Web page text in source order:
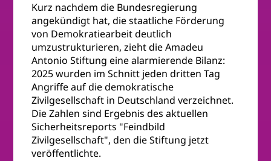
Kurz nachdem die Bundesregierung
angekündigt hat, die staatliche Förderung
von Demokratiearbeit deutlich
umzustrukturieren, zieht die Amadeu
Antonio Stiftung eine alarmierende Bilanz:
2025 wurden im Schnitt jeden dritten Tag
Angriffe auf die demokratische
Zivilgesellschaft in Deutschland verzeichnet.
Die Zahlen sind Ergebnis des aktuellen
Sicherheitsreports "Feindbild
Zivilgesellschaft", den die Stiftung jetzt
veröffentlichte.